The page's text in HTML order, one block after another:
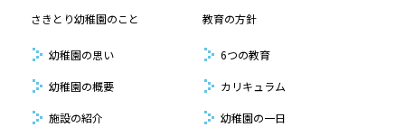
さきとり幼稚園のこと
幼稚園の思い
幼稚園の概要
施設の紹介
教育の方針
6つの教育
カリキュラム
幼稚園の一日